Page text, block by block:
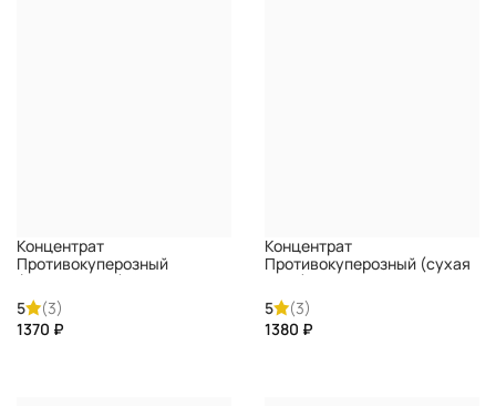
Концентрат
Противокуперозный
(жирная кожа) PREMIUM
5
(3)
₽
Концентрат
Противокуперозный (сухая
кожа) PREMIUM
5
(3)
₽